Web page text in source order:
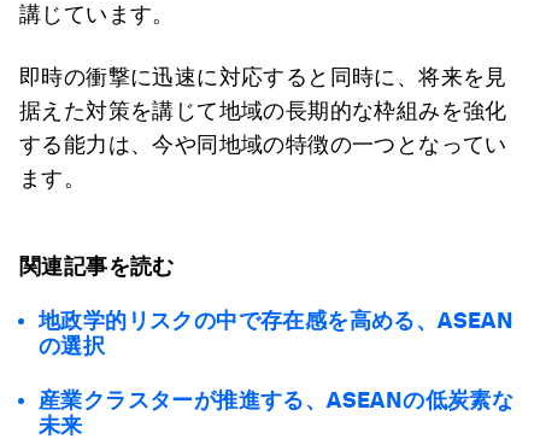
講じています。
即時の衝撃に迅速に対応すると同時に、将来を見
据えた対策を講じて地域の長期的な枠組みを強化
する能力は、今や同地域の特徴の一つとなってい
ます。
関連記事を読む
地政学的リスクの中で存在感を高める、ASEAN
の選択
産業クラスターが推進する、ASEANの低炭素な
未来